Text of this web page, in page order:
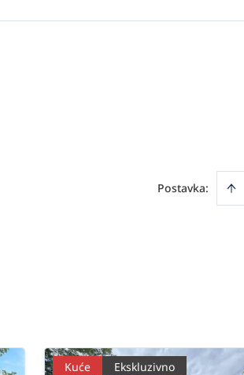
Postavka:
Kuće Ekskluzivno